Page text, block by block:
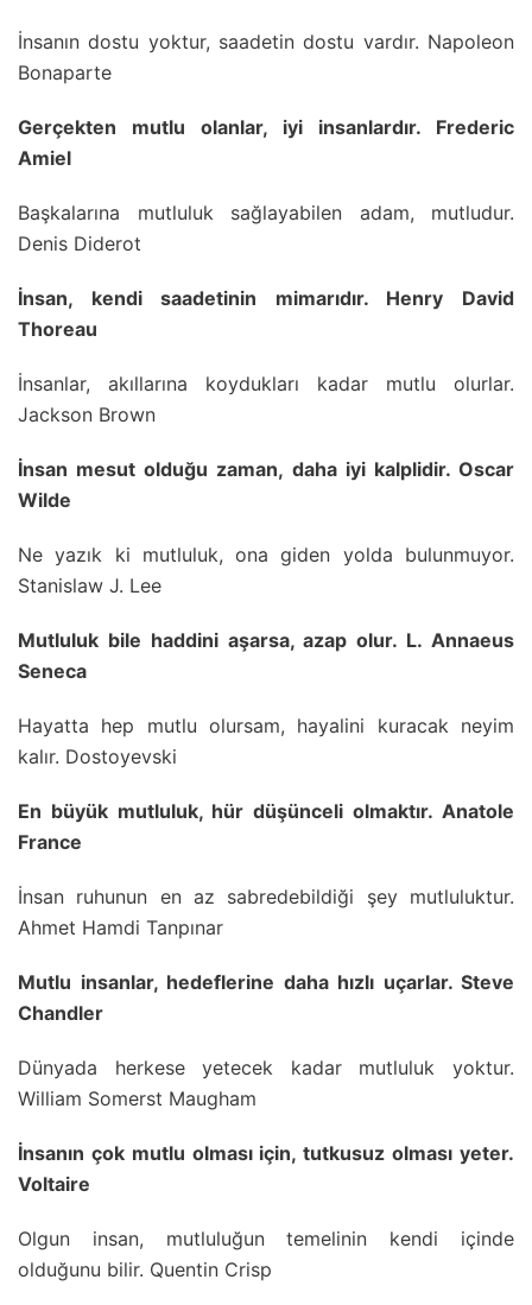
İnsanın dostu yoktur, saadetin dostu vardır. Napoleon
Bonaparte
Gerçekten mutlu olanlar, iyi insanlardır. Frederic
Amiel
Başkalarına mutluluk sağlayabilen adam, mutludur.
Denis Diderot
İnsan, kendi saadetinin mimarıdır. Henry David
Thoreau
İnsanlar, akıllarına koydukları kadar mutlu olurlar.
Jackson Brown
İnsan mesut olduğu zaman, daha iyi kalplidir. Oscar
Wilde
Ne yazık ki mutluluk, ona giden yolda bulunmuyor.
Stanislaw J. Lee
Mutluluk bile haddini aşarsa, azap olur. L. Annaeus
Seneca
Hayatta hep mutlu olursam, hayalini kuracak neyim
kalır. Dostoyevski
En büyük mutluluk, hür düşünceli olmaktır. Anatole
France
İnsan ruhunun en az sabredebildiği şey mutluluktur.
Ahmet Hamdi Tanpınar
Mutlu insanlar, hedeflerine daha hızlı uçarlar. Steve
Chandler
Dünyada herkese yetecek kadar mutluluk yoktur.
William Somerst Maugham
İnsanın çok mutlu olması için, tutkusuz olması yeter.
Voltaire
Olgun insan, mutluluğun temelinin kendi içinde
olduğunu bilir. Quentin Crisp